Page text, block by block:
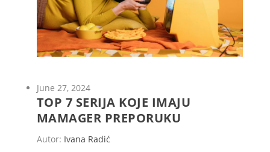
June 27, 2024
TOP 7 SERIJA KOJE IMAJU
MAMAGER PREPORUKU
Autor: Ivana Radić